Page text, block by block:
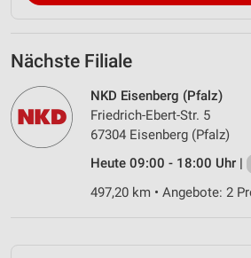
Nächste Filiale
NKD Eisenberg (Pfalz)
Friedrich-Ebert-Str. 5
67304 Eisenberg (Pfalz)
Heute 09:00 - 18:00 Uhr |
497,20 km • Angebote: 2